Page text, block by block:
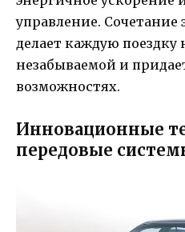
управление. Сочетание
делает каждую поездку
незабываемой и
возможностях.
Инновационные
передовые